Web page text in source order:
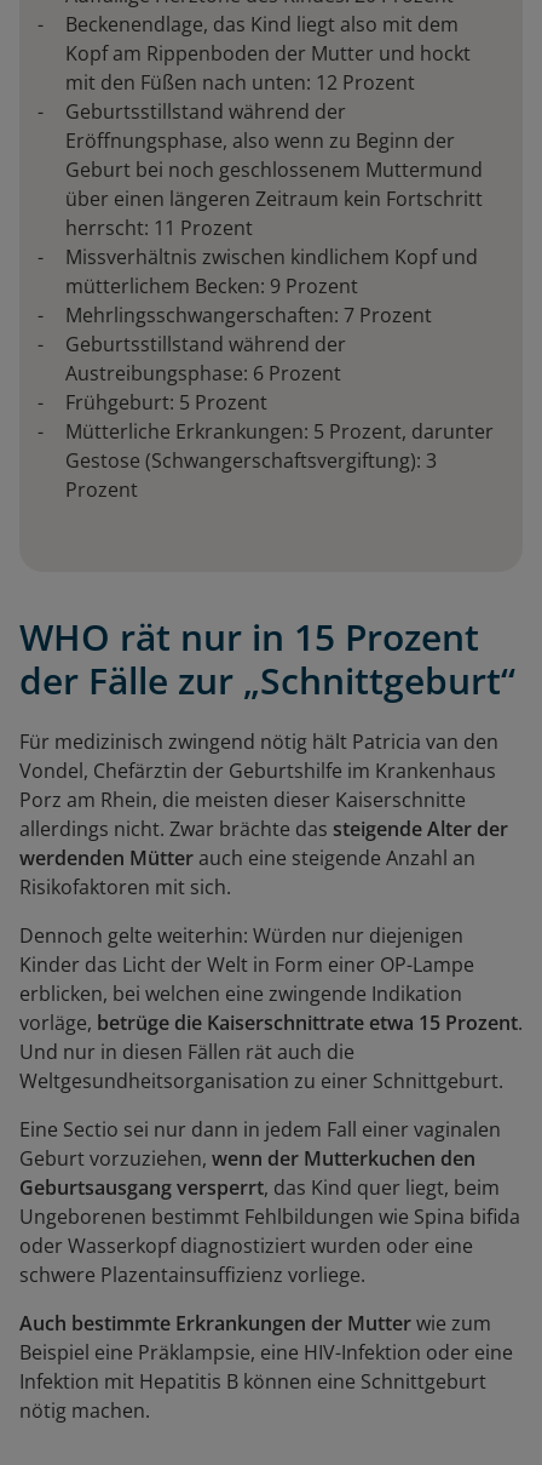
Beckenendlage, das Kind liegt also mit dem
Kopf am Rippenboden der Mutter und hockt
mit den Füßen nach unten: 12 Prozent
Geburtsstillstand während der
Eröffnungsphase, also wenn zu Beginn der
Geburt bei noch geschlossenem Muttermund
über einen längeren Zeitraum kein Fortschritt
herrscht: 11 Prozent
Missverhältnis zwischen kindlichem Kopf und
mütterlichem Becken: 9 Prozent
Mehrlingsschwangerschaften: 7 Prozent
Geburtsstillstand während der
Austreibungsphase: 6 Prozent
Frühgeburt: 5 Prozent
Mütterliche Erkrankungen: 5 Prozent, darunter
Gestose (Schwangerschaftsvergiftung): 3
Prozent
WHO rät nur in 15 Prozent
der Fälle zur „Schnittgeburt“
Für medizinisch zwingend nötig hält Patricia van den
Vondel, Chefärztin der Geburtshilfe im Krankenhaus
Porz am Rhein, die meisten dieser Kaiserschnitte
allerdings nicht. Zwar brächte das steigende Alter der
werdenden Mütterauch eine steigende Anzahl an
Risikofaktoren mit sich.
Dennoch gelte weiterhin: Würden nur diejenigen
Kinder das Licht der Welt in Form einer OP-Lampe
erblicken, bei welchen eine zwingende Indikation
vorläge, betrüge die Kaiserschnittrate etwa 15 Prozent.
Und nur in diesen Fällen rät auch die
Weltgesundheitsorganisation zu einer Schnittgeburt.
Eine Sectio sei nur dann in jedem Fall einer vaginalen
Geburt vorzuziehen, wenn der Mutterkuchen den
Geburtsausgang versperrt, das Kind quer liegt, beim
Ungeborenen bestimmt Fehlbildungen wie Spina bifida
oder Wasserkopf diagnostiziert wurden oder eine
schwere Plazentainsuffizienz vorliege.
Auch bestimmte Erkrankungen der Mutterwie zum
Beispiel eine Präklampsie, eine HIV-Infektion oder eine
Infektion mit Hepatitis B können eine Schnittgeburt
nötig machen.